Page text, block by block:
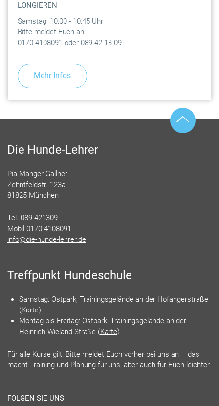
LONGIEREN
Samstag, 10:00 - 10:45 Uhr
Bitte meldet Euch an:
0170 4108091 oder 089 42 13 09
Mehr Infos
Die Hunde-Lehrer
Pia Manger-Gallner
Zehntfeldstr. 123a
81825 München
Tel. 089 421309
Mobil 0170 4108091
info@die-hunde-lehrer.de
Treffpunkt Hundeschule
Samstag: Ostpark, Trainingsgelände an der Hofangerstraße
(Karte)
Montag bis Freitag: Ostpark, Trainingsgelände an der
Heinrich-Wieland-Straße (Karte)
Für alle Kurse gilt: Bitte meldet Euch vorher bei uns an – das
macht Training und Planung für uns, aber auch für Euch leichter.
FOLGEN SIE UNS